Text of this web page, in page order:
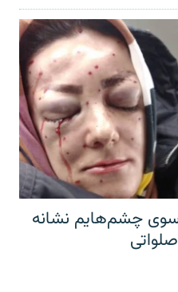
سوی چشم‌هایم نشانه